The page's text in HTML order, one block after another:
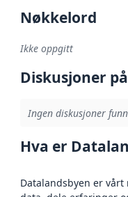
Nøkkelord
Ikke oppgitt
Diskusjoner
Ingen diskusjoner
Hva er
Datalandsbyen er